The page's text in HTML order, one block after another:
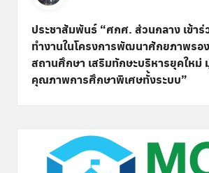
ประชาสัมพันธ์ “ศกศ. ส่วนกลาง เข้า
ทำงานในโครงการพัฒนาศักยภาพรอ
สถานศึกษา เสริมทักษะบริหารยุคใหม่
คุณภาพการศึกษาพิเศษทั้งระบบ”